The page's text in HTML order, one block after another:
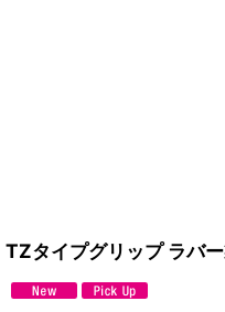
TZタイプグリップ ラバ